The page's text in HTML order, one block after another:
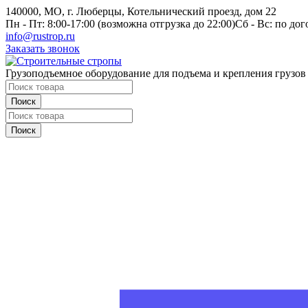
140000, МО, г. Люберцы, Котельнический проезд, дом 22
Пн - Пт: 8:00-17:00 (возможна отгрузка до 22:00)Сб - Вс: по
info@rustrop.ru
Заказать звонок
Грузоподъемное оборудование для подъема и крепления грузов
Поиск
Поиск